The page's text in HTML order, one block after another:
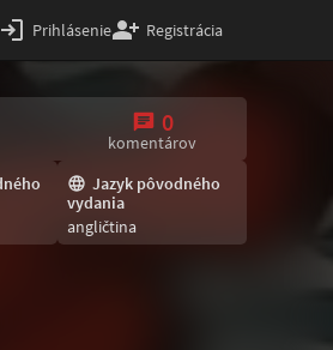
Prihlásenie Registrácia
0
komentárov
Jazyk pôvodného
vydania
angličtina